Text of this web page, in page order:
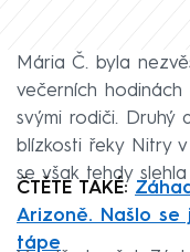
Mária Č. byla
večerních
svými rodiči. Druhý
blízkosti řeky Nitry
se však tehdy
ČTĚTE TAKÉ:
Arizoně. Našlo
tápe